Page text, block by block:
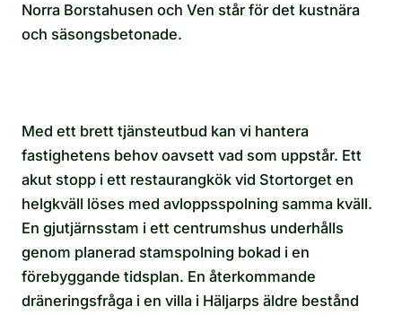
Norra Borstahusen och Ven står för det kustnära
och säsongsbetonade.
Med ett brett tjänsteutbud kan vi hantera
fastighetens behov oavsett vad som uppstår. Ett
akut stopp i ett restaurangkök vid Stortorget en
helgkväll löses med avloppsspolning samma kväll.
En gjutjärnsstam i ett centrumshus underhålls
genom planerad stamspolning bokad i en
förebyggande tidsplan. En återkommande
dräneringsfråga i en villa i Häljarps äldre bestånd